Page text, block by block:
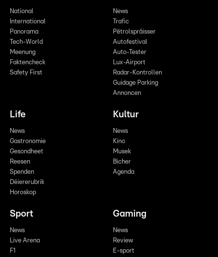
National
International
Panorama
Tech-World
Meenung
Faktencheck
Safety First
News
Trafic
Pëtrolspräisser
Autofestival
Auto-Tester
Lux-Airport
Radar-Kontrollen
Guidage Parking
Annoncen
Life
News
Gastronomie
Gesondheet
Reesen
Spenden
Déiererubrik
Horoskop
Kultur
News
Kino
Musek
Bicher
Agenda
Sport
News
Live Arena
F1
Gaming
News
Review
E-sport